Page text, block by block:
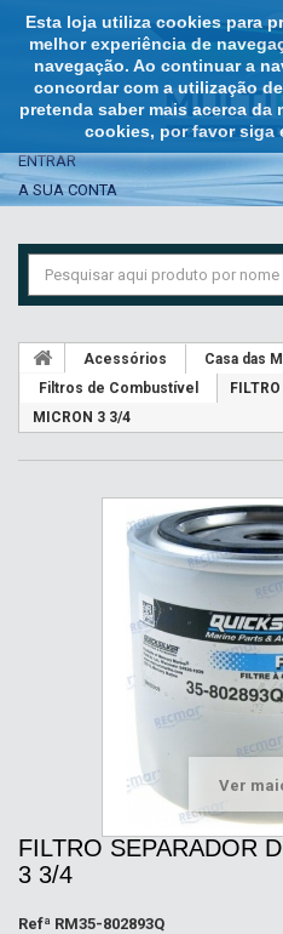
Esta loja utiliza cookies para
melhor experiência de
navegação. Ao continuar a
concordar com a utilização
pretenda saber mais acerca da
cookies, por favor siga
ENTRAR
A SUA CONTA
Acessórios
Casa das
Filtros de Combustível
MICRON 3 3/4
Ver
FILTRO SEPARADOR
3 3/4
Refª RM35-802893Q